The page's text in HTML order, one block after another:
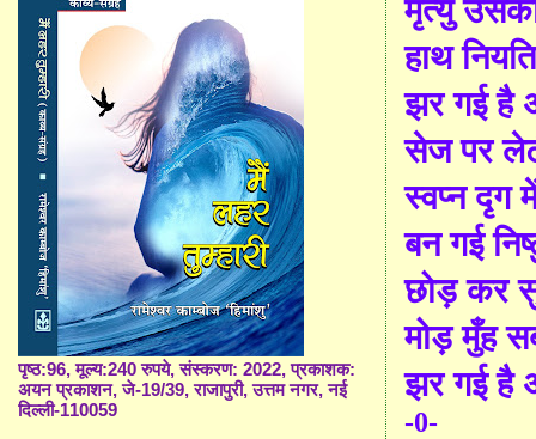
हाथ नियति
झर गई है
सेज पर
स्वप्न दृग
बन गई
छोड़ कर
मोड़ मुँह
झर गई है
-0-
पृष्ठ:96, मूल्य:240 रुपये, संस्करण: 2022, प्रकाशक:
अयन प्रकाशन, जे-19/39, राजापुरी, उत्तम नगर, नई
दिल्ली-110059